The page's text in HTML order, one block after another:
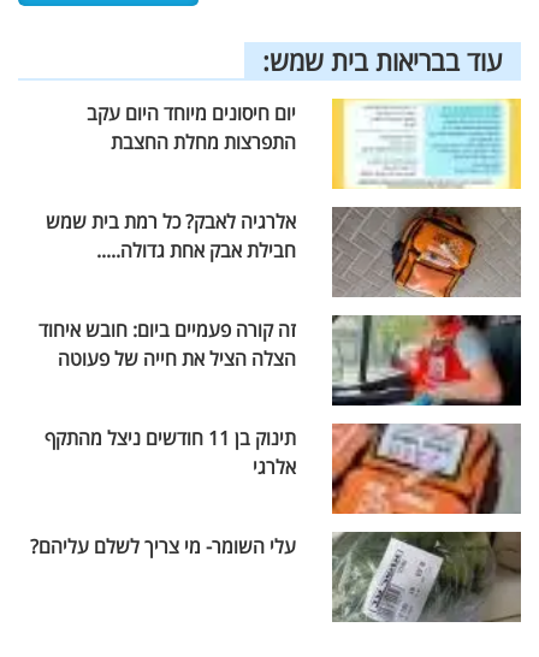
עוד בבריאות בית שמש:
יום חיסונים מיוחד היום עקב
התפרצות מחלת החצבת
אלרגיה לאבק? כל רמת בית שמש
חבילת אבק אחת גדולה.....
זה קורה פעמיים ביום: חובש איחוד
הצלה הציל את חייה של פעוטה
תינוק בן 11 חודשים ניצל מהתקף
אלרגי
עלי השומר- מי צריך לשלם עליהם?